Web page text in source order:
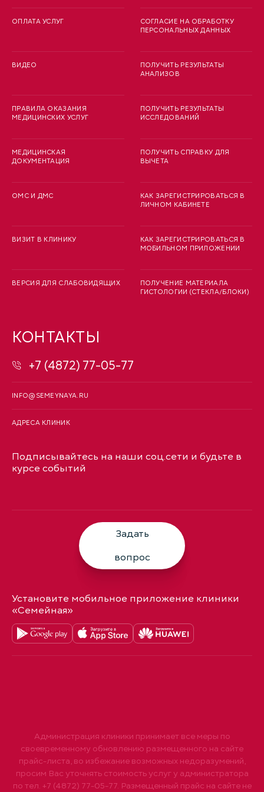
ОПЛАТА УСЛУГ
ВИДЕО
ПРАВИЛА ОКАЗАНИЯ
МЕДИЦИНСКИХ УСЛУГ
МЕДИЦИНСКАЯ
ДОКУМЕНТАЦИЯ
ОМС И ДМС
ВИЗИТ В КЛИНИКУ
ВЕРСИЯ ДЛЯ СЛАБОВИДЯЩИХ
СОГЛАСИЕ НА ОБРАБОТКУ
ПЕРСОНАЛЬНЫХ ДАННЫХ
ПОЛУЧИТЬ РЕЗУЛЬТАТЫ
АНАЛИЗОВ
ПОЛУЧИТЬ РЕЗУЛЬТАТЫ
ИССЛЕДОВАНИЙ
ПОЛУЧИТЬ СПРАВКУ ДЛЯ
ВЫЧЕТА
КАК ЗАРЕГИСТРИРОВАТЬСЯ В
ЛИЧНОМ КАБИНЕТЕ
КАК ЗАРЕГИСТРИРОВАТЬСЯ В
МОБИЛЬНОМ ПРИЛОЖЕНИИ
ПОЛУЧЕНИЕ МАТЕРИАЛА
ГИСТОЛОГИИ (СТЕКЛА/БЛОКИ)
КОНТАКТЫ
+7 (4872) 77-05-77
INFO@SEMEYNAYA.RU
АДРЕСА КЛИНИК
Подписывайтесь на наши соц.сети и будьте в
курсе событий
Задать
вопрос
Установите мобильное приложение клиники
«Семейная»
Администрация клиники принимает все меры по
своевременному обновлению размещенного на сайте
прайс-листа, во избежание возможных недоразумений,
просим Вас уточнять стоимость услуг у администратора
по тел. +7 (4872) 77-05-77. Размещенный прайс на сайте не